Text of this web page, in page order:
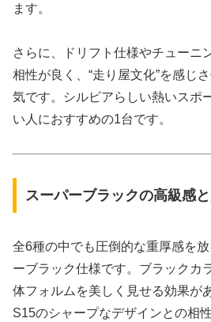
ます。
さらに、ドリフト仕様やチューニ
相性が良く、“走り屋文化”を感じ
気です。シルビアらしい熱いスポ
い人におすすめの1台です。
スーパーブラックの高級感
全6種の中でも圧倒的な重厚感を
ーブラック仕様です。ブラックカ
体フォルムを美しく見せる効果が
S15のシャープなデザインとの相